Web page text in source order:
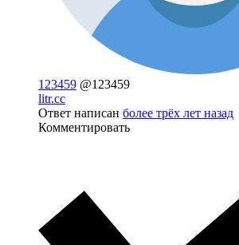
123459 @123459
litr.cc
Ответ написан более трёх лет назад
Комментировать